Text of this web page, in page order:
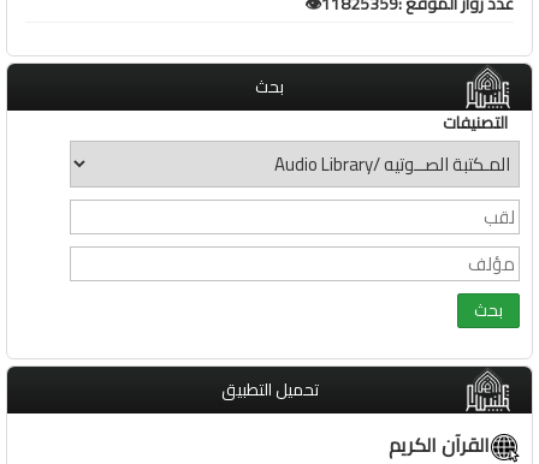
بحث
التصنيفات
تحميل التطبيق
القرآن الكريم